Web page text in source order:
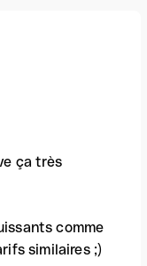
ça très
comme
similaires ;)